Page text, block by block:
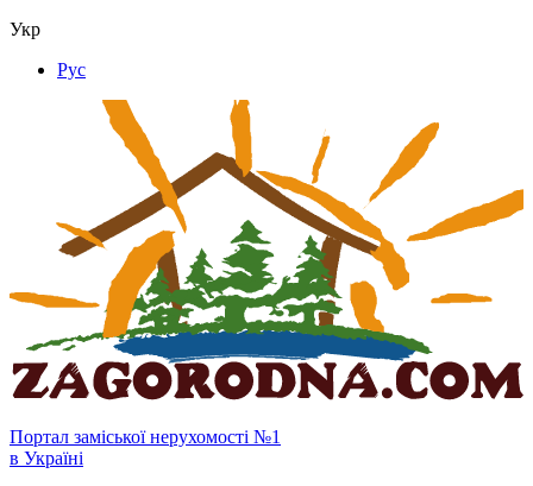
Укр
Рус
Портал заміської нерухомості №1
в Україні